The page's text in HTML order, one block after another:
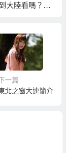
大陸看嗎？能
一篇
北之窗大連簡介